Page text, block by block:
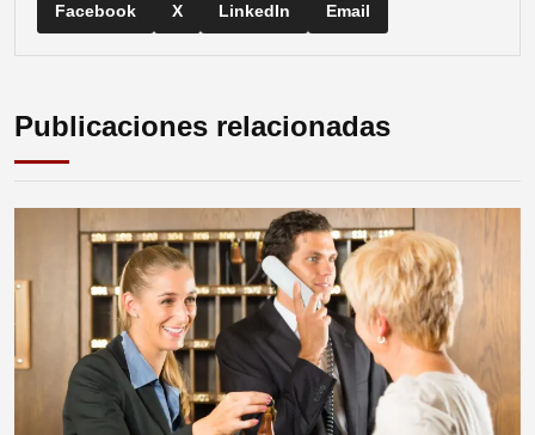
Facebook X LinkedIn Email
Publicaciones relacionadas